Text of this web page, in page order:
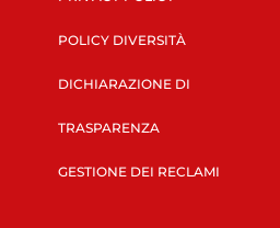
POLICY DIVERSITÀ
DICHIARAZIONE DI
TRASPARENZA
GESTIONE DEI RECLAMI